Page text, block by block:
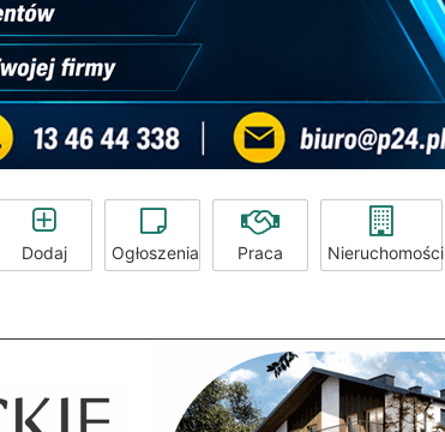
Dodaj Ogłoszenia Praca Nieruchomości